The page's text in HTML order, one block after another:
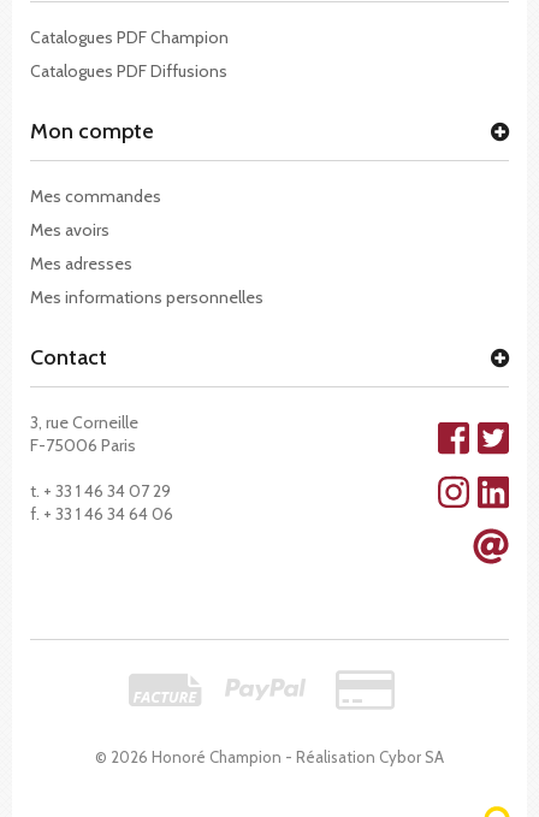
© 2026 Honoré Champion - Réalisation Cybor SA
Catalogues PDF Champion
Catalogues PDF Diffusions
Mon compte
Mes commandes
Mes avoirs
Mes adresses
Mes informations personnelles
Contact
3, rue Corneille
F-75006 Paris
t. + 33 1 46 34 07 29
f. + 33 1 46 34 64 06